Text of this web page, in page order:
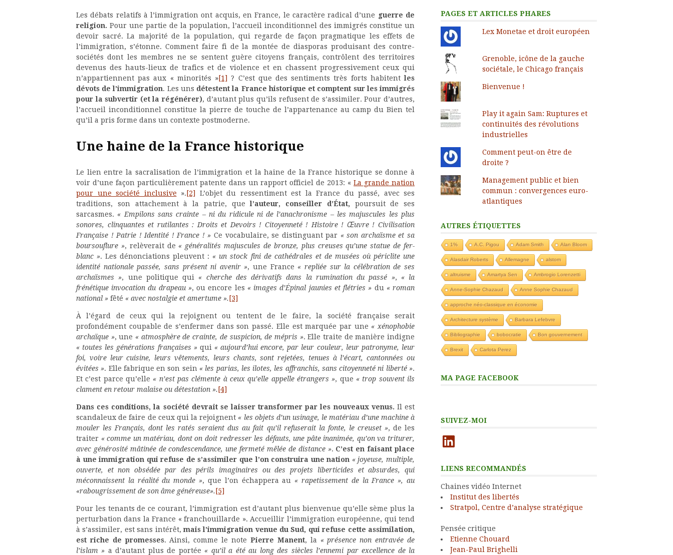
Les débats relatifs à l’immigration ont acquis, en France, le caractère radical d’une guerre de
religion. Pour une partie de la population, l’accueil inconditionnel des immigrés constitue un
devoir sacré. La majorité de la population, qui regarde de façon pragmatique les effets de
l’immigration, s’étonne. Comment faire fi de la montée de diasporas produisant des contre-
sociétés dont les membres ne se sentent guère citoyens français, contrôlent des territoires
devenus des hauts-lieux de trafics et de violence et en chassent progressivement ceux qui
n’appartiennent pas aux « minorités »[1] ? C’est que des sentiments très forts habitentles
dévots de l’immigration. Les uns détestent la France historique et comptent sur les immigrés
pour la subvertir (et la régénérer), d’autant plus qu’ils refusent de s’assimiler. Pour d’autres,
l’accueil inconditionnel constitue la pierre de touche de l’appartenance au camp du Bien tel
qu’il a pris forme dans un contexte postmoderne.
Une haine de la France historique
Le lien entre la sacralisation de l’immigration et la haine de la France historique se donne à
voir d’une façon particulièrement patente dans un rapport officiel de 2013: «La grande nation
pour une société inclusive ». [2]
L’objet du ressentiment est la France du passé, avec ses
traditions, son attachement à la patrie, que l’auteur, conseiller d’État, poursuit de ses
sarcasmes. « Empilons sans crainte – ni du ridicule ni de l’anachronisme – les majuscules les plus
sonores, clinquantes et rutilantes : Droits et Devoirs ! Citoyenneté ! Histoire ! Œuvre ! Civilisation
Française ! Patrie ! Identité ! France ! » Ce vocabulaire, se distinguant par « son archaïsme et sa
boursouflure », relèverait de « généralités majuscules de bronze, plus creuses qu’une statue de fer-
blanc ». Les dénonciations pleuvent : « un stock fini de cathédrales et de musées où périclite une
identité nationale passée, sans présent ni avenir », une France « repliée sur la célébration de ses
archaïsmes », une politique qui « cherche des dérivatifs dans la rumination du passé », « la
frénétique invocation du drapeau », ou encore les « images d’Épinal jaunies et flétries » du « roman
national » fêté « avec nostalgie et amertume ». [3]
À l’égard de ceux qui la rejoignent ou tentent de le faire, la société française serait
profondément coupable de s’enfermer dans son passé. Elle est marquée par une « xénophobie
archaïque », une « atmosphère de crainte, de suspicion, de mépris ». Elle traite de manière indigne
« toutes les générations françaises »qui « aujourd’hui encore, par leur couleur, leur patronyme, leur
foi, voire leur cuisine, leurs vêtements, leurs chants, sont rejetées, tenues à l’écart, cantonnées ou
évitées ». Elle fabrique en son sein « les parias, les ilotes, les affranchis, sans citoyenneté ni liberté ».
Et c’est parce qu’elle « n’est pas clémente à ceux qu’elle appelle étrangers », que « trop souvent ils
clament en retour malaise ou détestation ». [4]
Dans ces conditions, la société devrait se laisser transformer par les nouveaux venus. Il est
scandaleux de faire de ceux qui la rejoignent « les objets d’un usinage, le matériau d’une machine à
mouler les Français, dont les ratés seraient dus au fait qu’il refuserait la fonte, le creuset », de les
traiter « comme un matériau, dont on doit redresser les défauts, une pâte inanimée, qu’on va triturer,
avec générosité mâtinée de condescendance, une fermeté mêlée de distance ». C’est en faisant place
à une immigration qui refuse de s’assimiler que l’on construira une nation « joyeuse, multiple,
ouverte, et non obsédée par des périls imaginaires ou des projets liberticides et absurdes, qui
méconnaissent la réalité du monde », que l’on échappera au « rapetissement de la France », au
«rabougrissement de son âme généreuse». [5]
Pour les tenants de ce courant, l’immigration est d’autant plus bienvenue qu’elle sème plus la
perturbation dans la France « franchouillarde ». Accueillir l’immigration européenne, qui tend
à s’assimiler, est sans intérêt, mais l’immigration venue du Sud, qui refuse cette assimilation,
est riche de promesses. Ainsi, comme le note Pierre Manent, la « présence non entravée de
l’islam » a d’autant plus de portée « qu’il a été au long des siècles l’ennemi par excellence de la
PAGES ET ARTICLES PHARES
Lex Monetae et droit européen
Grenoble, icône de la gauche
sociétale, le Chicago français
Bienvenue !
Play it again Sam: Ruptures et
continuités des révolutions
industrielles
Comment peut-on être de
droite ?
Management public et bien
commun : convergences euro-
atlantiques
AUTRES ÉTIQUETTES
1% A.C. Pigou Adam Smith Alan Bloom
Alasdair Roberts Allemagne alstom
altruisme Amartya Sen Ambrogio Lorenzetti
Anne-Sophie Chazaud Anne Sophie Chazaud
approche néo-classique en économie
Architecture système Barbara Lefebvre
Bibliographie bobocratie Bon gouvernement
Brexit Carlota Perez
MA PAGE FACEBOOK
SUIVEZ-MOI
LinkedIn
LIENS RECOMMANDÉS
Chaines vidéo Internet
Institut des libertés
Stratpol, Centre d’analyse stratégique
Pensée critique
Etienne Chouard
Jean-Paul Brighelli